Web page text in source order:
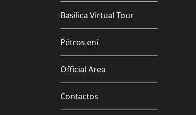
Basilica Virtual Tour
Pétros ení
Official Area
Contactos